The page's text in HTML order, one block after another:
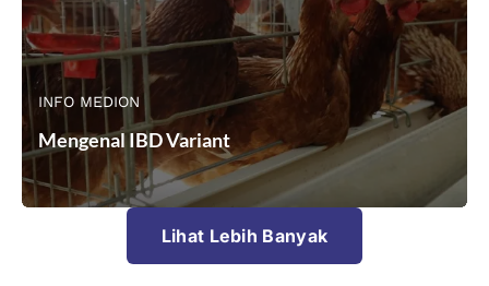
Lihat Lebih Banyak
INFO MEDION
Mengenal IBD Variant